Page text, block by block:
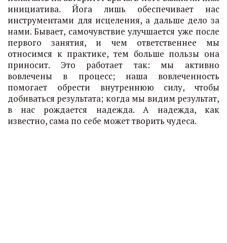
инициатива. Йога лишь обеспечивает нас
инструментами для исцеления, а дальше дело за
нами. Бывает, самочувствие улучшается уже после
первого занятия, и чем ответственнее мы
относимся к практике, тем больше пользы она
приносит. Это работает так: мы активно
вовлечены в процесс; наша вовлеченность
помогает обрести внутреннюю силу, чтобы
добиваться результата; когда мы видим результат,
в нас рождается надежда. А надежда, как
известно, сама по себе может творить чудеса.